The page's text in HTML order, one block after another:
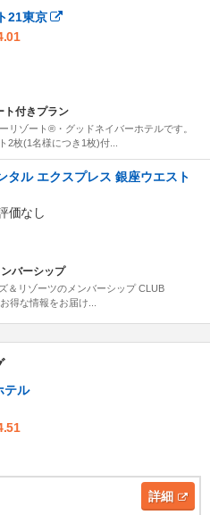
21東京
ト付きプラン
リゾート®・グッドネイバーホテルです。
2枚(1名様につき1枚)付...
タル エクスプレス 銀座ウエスト
価なし
バーシップ
＆リゾーツのメンバーシップ CLUB
得な情報をお届け...
テル
詳細